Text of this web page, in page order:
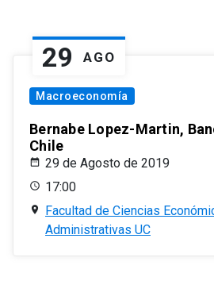
29 AGO
Macroeconomía
Bernabe Lopez-Martin,
Chile
29 de Agosto de 2019
17:00
Facultad de Ciencias
Administrativas UC